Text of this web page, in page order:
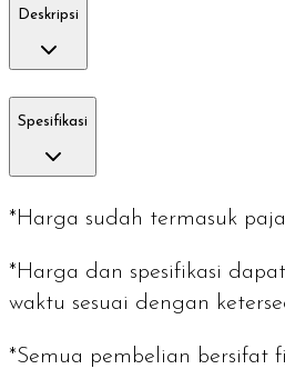
Deskripsi
Spesifikasi
*Harga sudah termasuk
*Harga dan spesifikasi
waktu sesuai dengan
*Semua pembelian bersifat